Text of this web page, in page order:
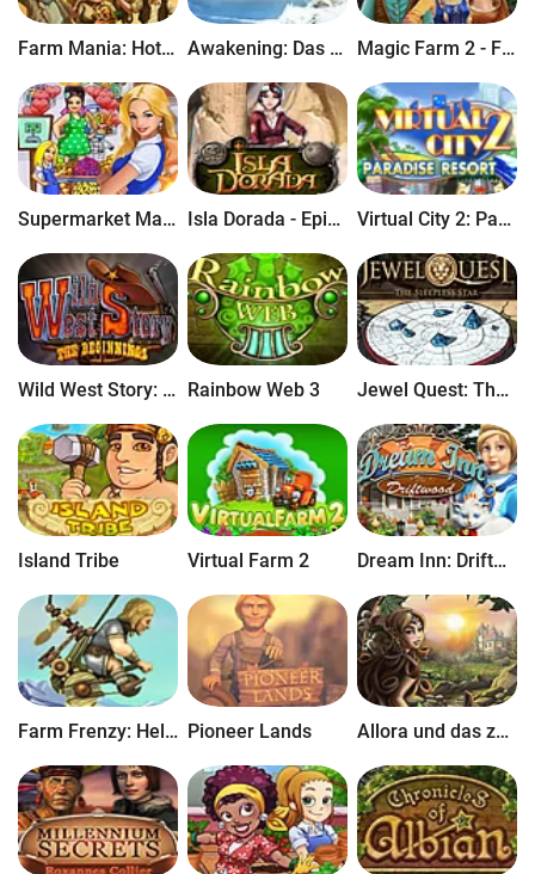
Farm Mania: Hot Vacation Awakening: Das K&#246;nigreich der Kobolde Sammleredition Magic Farm 2 - Feenland
Supermarket Management 2 Isla Dorada - Episode 1: Die D&#252;nen von Ephranis Virtual City 2: Paradise Resort
Wild West Story: The Beginning Rainbow Web 3 Jewel Quest: The Sleepless Star
Island Tribe Virtual Farm 2 Dream Inn: Driftwood
Farm Frenzy: Helden der Wikinger Pioneer Lands Allora und das zerbrochene Portal